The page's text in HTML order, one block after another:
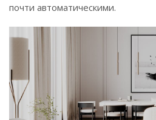
почти автоматическими.